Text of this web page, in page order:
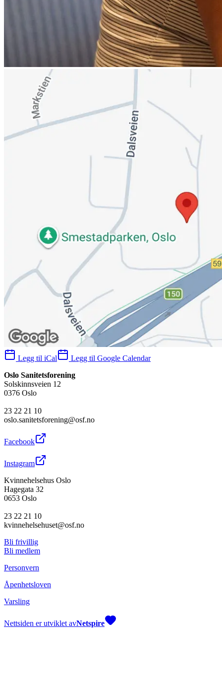
Legg til iCal
Legg til Google Calendar
Oslo Sanitetsforening
Solskinnsveien 12
0376 Oslo
23 22 21 10
oslo.sanitetsforening@osf.no
Facebook
Instagram
Kvinnehelsehus Oslo
Hagegata 32
0653 Oslo
23 22 21 10
kvinnehelsehuset@osf.no
Bli frivillig
Bli medlem
Personvern
Åpenhetsloven
Varsling
Nettsiden er utviklet avNetspire